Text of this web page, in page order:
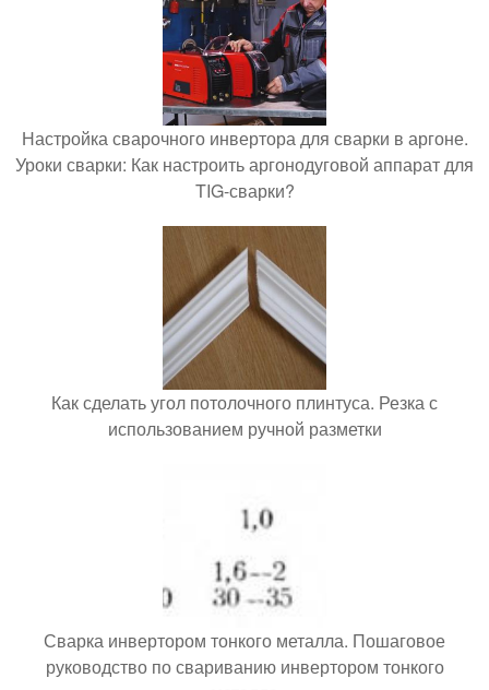
Настройка сварочного инвертора для сварки в аргоне.
Уроки сварки: Как настроить аргонодуговой аппарат для
TIG-сварки?
Как сделать угол потолочного плинтуса. Резка с
использованием ручной разметки
Сварка инвертором тонкого металла. Пошаговое
руководство по свариванию инвертором тонкого